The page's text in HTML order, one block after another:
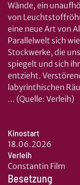
Wände, ein
von
eine neue Art von
Parallelwelt sich
Stockwerke, die
spiegelt und sich
entzieht.
labyrinthischen
... (Quelle: Verleih)
Kinostart
18.06.2026
Verleih
Constantin Film
Besetzung